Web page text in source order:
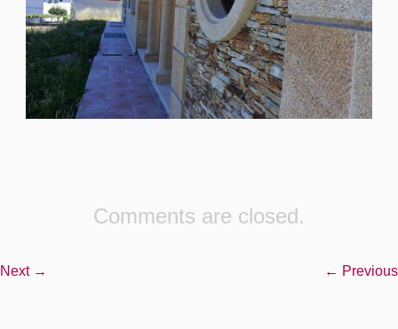
Comments are closed.
← Previous
Next →